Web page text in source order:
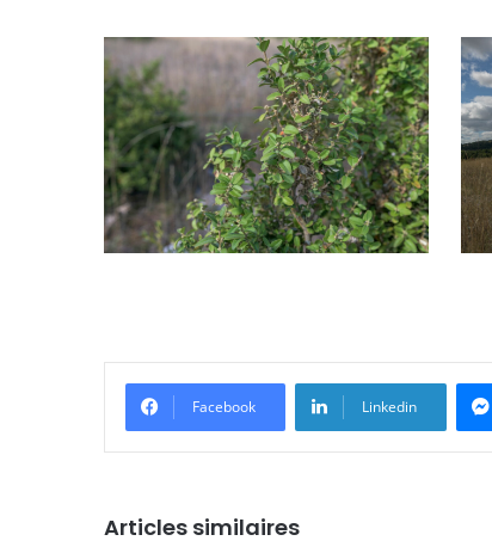
Facebook Linkedin
Articles similaires